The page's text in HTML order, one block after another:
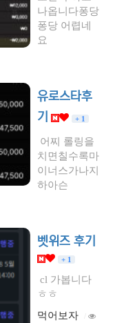
나옵니다퐁당
퐁당 어렵네
요
유로스타후
기
+ 1
어찌 롤링을
치면칠수록마
이너스가나지
하아슨
벳위즈 후기
+ 1
cl 가봅니다
ㅎㅎ
먹어보자